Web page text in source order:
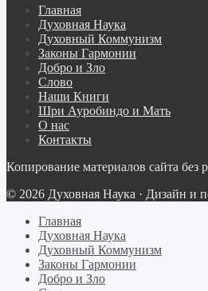
Главная
Духовная Наука
Духовный Коммунизм
Законы Гармонии
Добро и Зло
Слово
Наши Книги
Шри Ауробиндо и Мать
О нас
Контакты
Копирование материалов сайта без
© 2026 Духовная Наука · Дизайн и
Главная
Духовная Наука
Духовный Коммунизм
Законы Гармонии
Добро и Зло